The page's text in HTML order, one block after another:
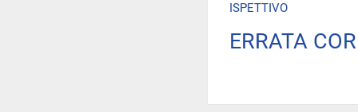
ISPETTIVO
ERRATA